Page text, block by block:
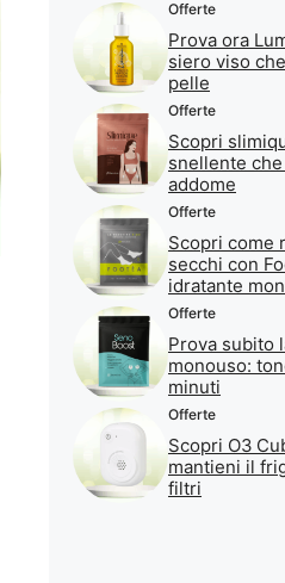
Offerte
Prova ora
siero viso
pelle
Offerte
Scopri
snellente
addome
Offerte
Scopri come
secchi con
idratante
Offerte
Prova subito
monouso:
minuti
Offerte
Scopri O3
mantieni il
filtri